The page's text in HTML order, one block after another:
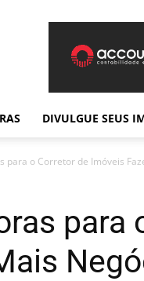
DIVULGUE SEUS
para o Corretor de Imóveis
para